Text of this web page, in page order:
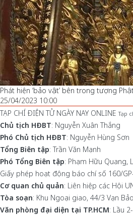
Phát hiện ‘bảo vật’ bên trong tượng
25/04/2023 10:00
TẠP CHÍ ĐIỆN TỬ NGÀY NAY ONLINE Tạp
Chủ tịch HĐBT: Nguyễn Xuân Thắng
Phó Chủ tịch HĐBT: Nguyễn Hùng Sơn
Tổng Biên tập: Trần Văn Mạnh
Phó Tổng Biên tập: Phạm Hữu Quang,
Giấy phép hoạt động báo chí số 160/
Cơ quan chủ quản: Liên hiệp các Hội
Tòa soạn: Khu Ngoại giao, 44/3 Vạn
Văn phòng đại diện tại TP.HCM: Lầu